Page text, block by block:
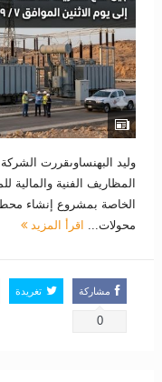
وليد البهنساوىقررت
محولات... اقرأ المزيد
مشاركة
0
تغريدة